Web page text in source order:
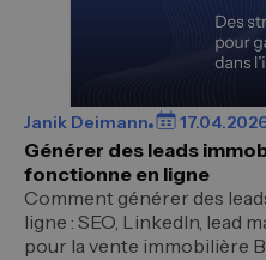
Janik Deimann
Générer des leads
fonctionne en ligne
Comment générer des
ligne : SEO, LinkedIn, lead
pour la vente immobilière